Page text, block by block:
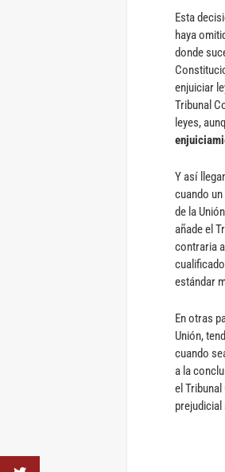
Esta
haya
donde
enjuiciar
Tribunal
leyes,
Y así
cuando
de la
añade el
contraria
estándar
En otras
Unión,
cuando
a la
el